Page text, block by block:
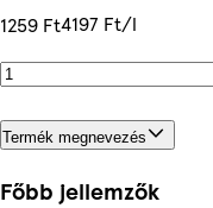
1259 Ft4197 Ft/l
Termék megnevezés
Főbb jellemzők